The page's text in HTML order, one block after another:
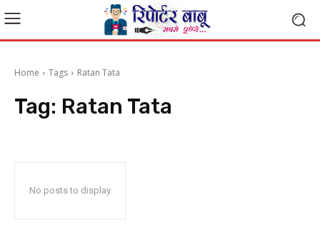
Home Tags Ratan Tata
Tag: Ratan Tata
No posts to display